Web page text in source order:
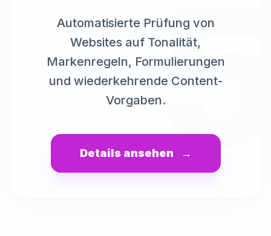
Automatisierte Prüfung von
Websites auf Tonalität,
Markenregeln, Formulierungen
und wiederkehrende Content-
Vorgaben.
Details ansehen →